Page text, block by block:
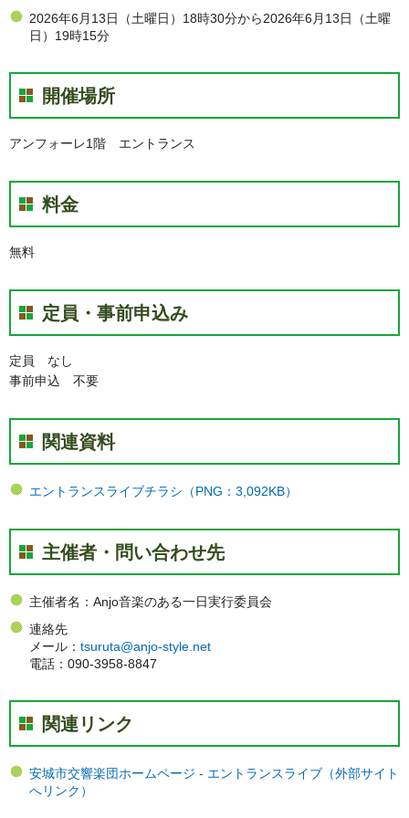
2026年6月13日（土曜日）18時30分から2026年6月13日（土曜
日）19時15分
開催場所
アンフォーレ1階 エントランス
料金
無料
定員・事前申込み
定員 なし
事前申込 不要
関連資料
エントランスライブチラシ（PNG：3,092KB）
主催者・問い合わせ先
主催者名：Anjo音楽のある一日実行委員会
連絡先
メール： tsuruta@anjo-style.net
電話：090-3958-8847
関連リンク
安城市交響楽団ホームページ - エントランスライブ（外部サイト
へリンク）